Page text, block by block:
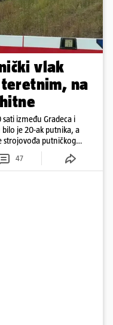
vlak
teretnim, na
između Gradeca i
je 20-ak putnika, a
strojovođa putničkog
47